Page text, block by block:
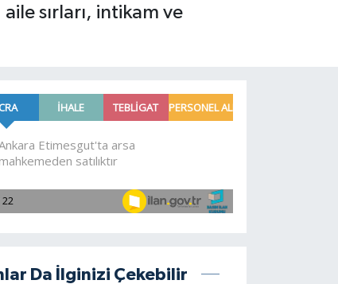
sırları, intikam ve
Da İlginizi Çekebilir